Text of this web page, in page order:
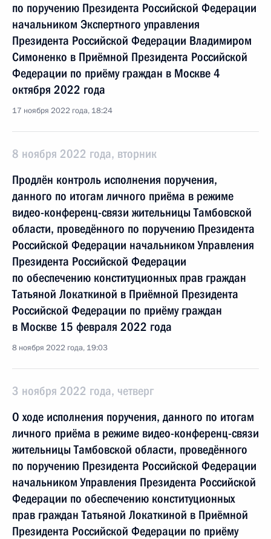
по поручению Президента Российской Федерации
начальником Экспертного управления
Президента Российской Федерации Владимиром
Симоненко в Приёмной Президента Российской
Федерации по приёму граждан в Москве 4
октября 2022 года
17 ноября 2022 года, 18:24
8 ноября 2022 года, вторник
Продлён контроль исполнения поручения,
данного по итогам личного приёма в режиме
видео-конференц-связи жительницы Тамбовской
области, проведённого по поручению Президента
Российской Федерации начальником Управления
Президента Российской Федерации
по обеспечению конституционных прав граждан
Татьяной Локаткиной в Приёмной Президента
Российской Федерации по приёму граждан
в Москве 15 февраля 2022 года
8 ноября 2022 года, 19:03
3 ноября 2022 года, четверг
О ходе исполнения поручения, данного по итогам
личного приёма в режиме видео-конференц-связи
жительницы Тамбовской области, проведённого
по поручению Президента Российской Федерации
начальником Управления Президента Российской
Федерации по обеспечению конституционных
прав граждан Татьяной Локаткиной в Приёмной
Президента Российской Федерации по приёму